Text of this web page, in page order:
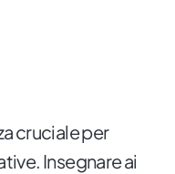
cruciale per
Insegnare ai